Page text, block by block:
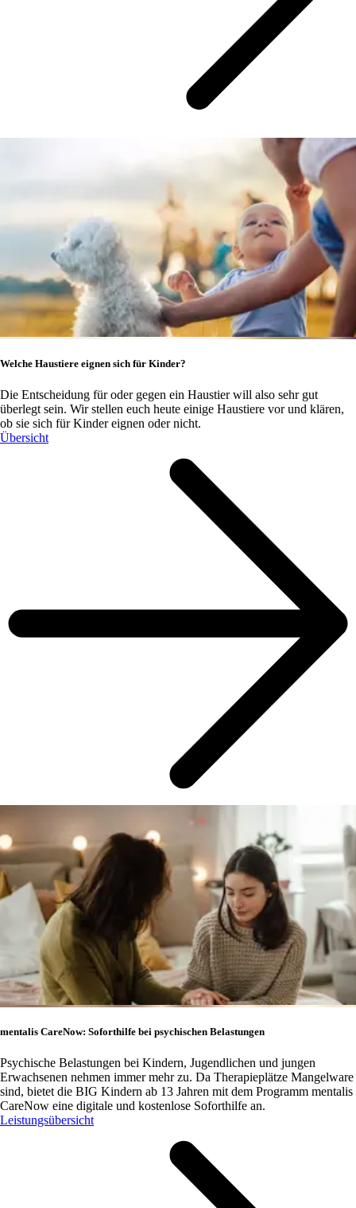
Welche Haustiere eignen sich für Kinder?
Die Entscheidung für oder gegen ein Haustier will also sehr gut
überlegt sein. Wir stellen euch heute einige Haustiere vor und klären,
ob sie sich für Kinder eignen oder nicht.
Übersicht
mentalis CareNow: Soforthilfe bei psychischen Belastungen
Psychische Belastungen bei Kindern, Jugendlichen und jungen
Erwachsenen nehmen immer mehr zu. Da Therapieplätze Mangelware
sind, bietet die BIG Kindern ab 13 Jahren mit dem Programm mentalis
CareNow eine digitale und kostenlose Soforthilfe an.
Leistungsübersicht